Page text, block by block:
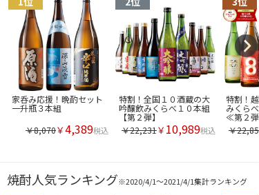
家呑み応援！晩酌セット
一升瓶３本組
￥8,070￥4,389税込
特割！全国１０酒蔵の大
吟醸飲みくらべ１０本組
【第２弾】
￥22,231￥ 10,989税込
特割！
みくら
≪第２弾
￥22,850
焼酎人気ランキング※2020/4/1～2021/4/1集計ランキング